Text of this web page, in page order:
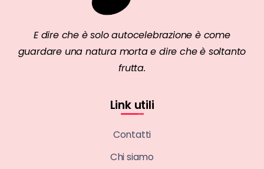
E dire che è solo autocelebrazione è come
guardare una natura morta e dire che è soltanto
frutta.
Link utili
Contatti
Chi siamo